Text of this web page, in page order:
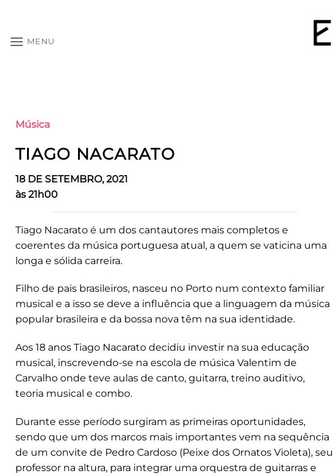
contentMENU
Música
TIAGO NACARATO
18 DE SETEMBRO, 2021
às 21h00
Tiago Nacarato é um dos cantautores mais completos e
coerentes da música portuguesa atual, a quem se vaticina uma
longa e sólida carreira.
Filho de pais brasileiros, nasceu no Porto num contexto familiar
musical e a isso se deve a influência que a linguagem da música
popular brasileira e da bossa nova têm na sua identidade.
Aos 18 anos Tiago Nacarato decidiu investir na sua educação
musical, inscrevendo-se na escola de música Valentim de
Carvalho onde teve aulas de canto, guitarra, treino auditivo,
teoria musical e combo.
Durante esse período surgiram as primeiras oportunidades,
sendo que um dos marcos mais importantes vem na sequência
de um convite de Pedro Cardoso (Peixe dos Ornatos Violeta), seu
professor na altura, para integrar uma orquestra de guitarras e